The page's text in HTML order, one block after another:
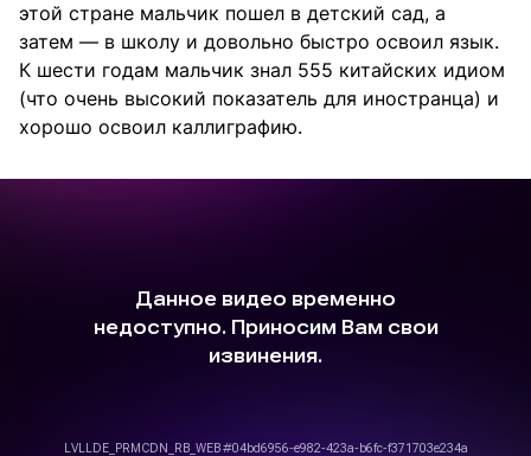
этой стране мальчик пошел в детский сад, а
затем — в школу и довольно быстро освоил язык.
К шести годам мальчик знал 555 китайских идиом
(что очень высокий показатель для иностранца) и
хорошо освоил каллиграфию.